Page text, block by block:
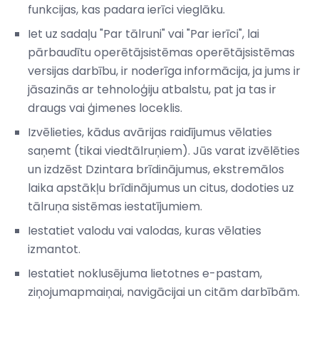
funkcijas, kas padara ierīci vieglāku.
Iet uz sadaļu "Par tālruni" vai "Par ierīci", lai
pārbaudītu operētājsistēmas operētājsistēmas
versijas darbību, ir noderīga informācija, ja jums ir
jāsazinās ar tehnoloģiju atbalstu, pat ja tas ir
draugs vai ģimenes loceklis.
Izvēlieties, kādus avārijas raidījumus vēlaties
saņemt (tikai viedtālruņiem). Jūs varat izvēlēties
un izdzēst Dzintara brīdinājumus, ekstremālos
laika apstākļu brīdinājumus un citus, dodoties uz
tālruņa sistēmas iestatījumiem.
Iestatiet valodu vai valodas, kuras vēlaties
izmantot.
Iestatiet noklusējuma lietotnes e-pastam,
ziņojumapmaiņai, navigācijai un citām darbībām.